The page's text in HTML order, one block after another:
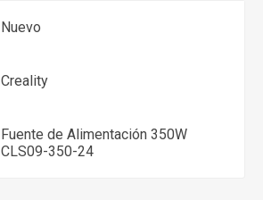
Nuevo
Creality
Fuente de Alimentación 350W
CLS09-350-24